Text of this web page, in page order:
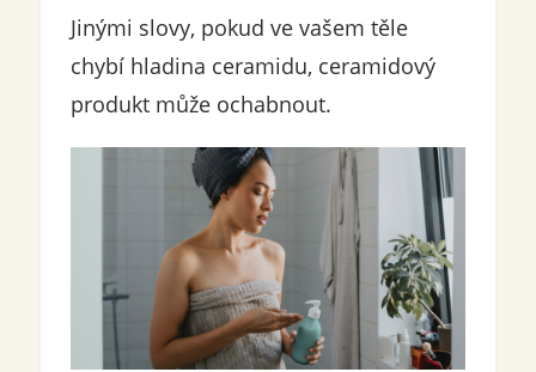
Jinými slovy, pokud ve vašem těle
chybí hladina ceramidu, ceramidový
produkt může ochabnout.